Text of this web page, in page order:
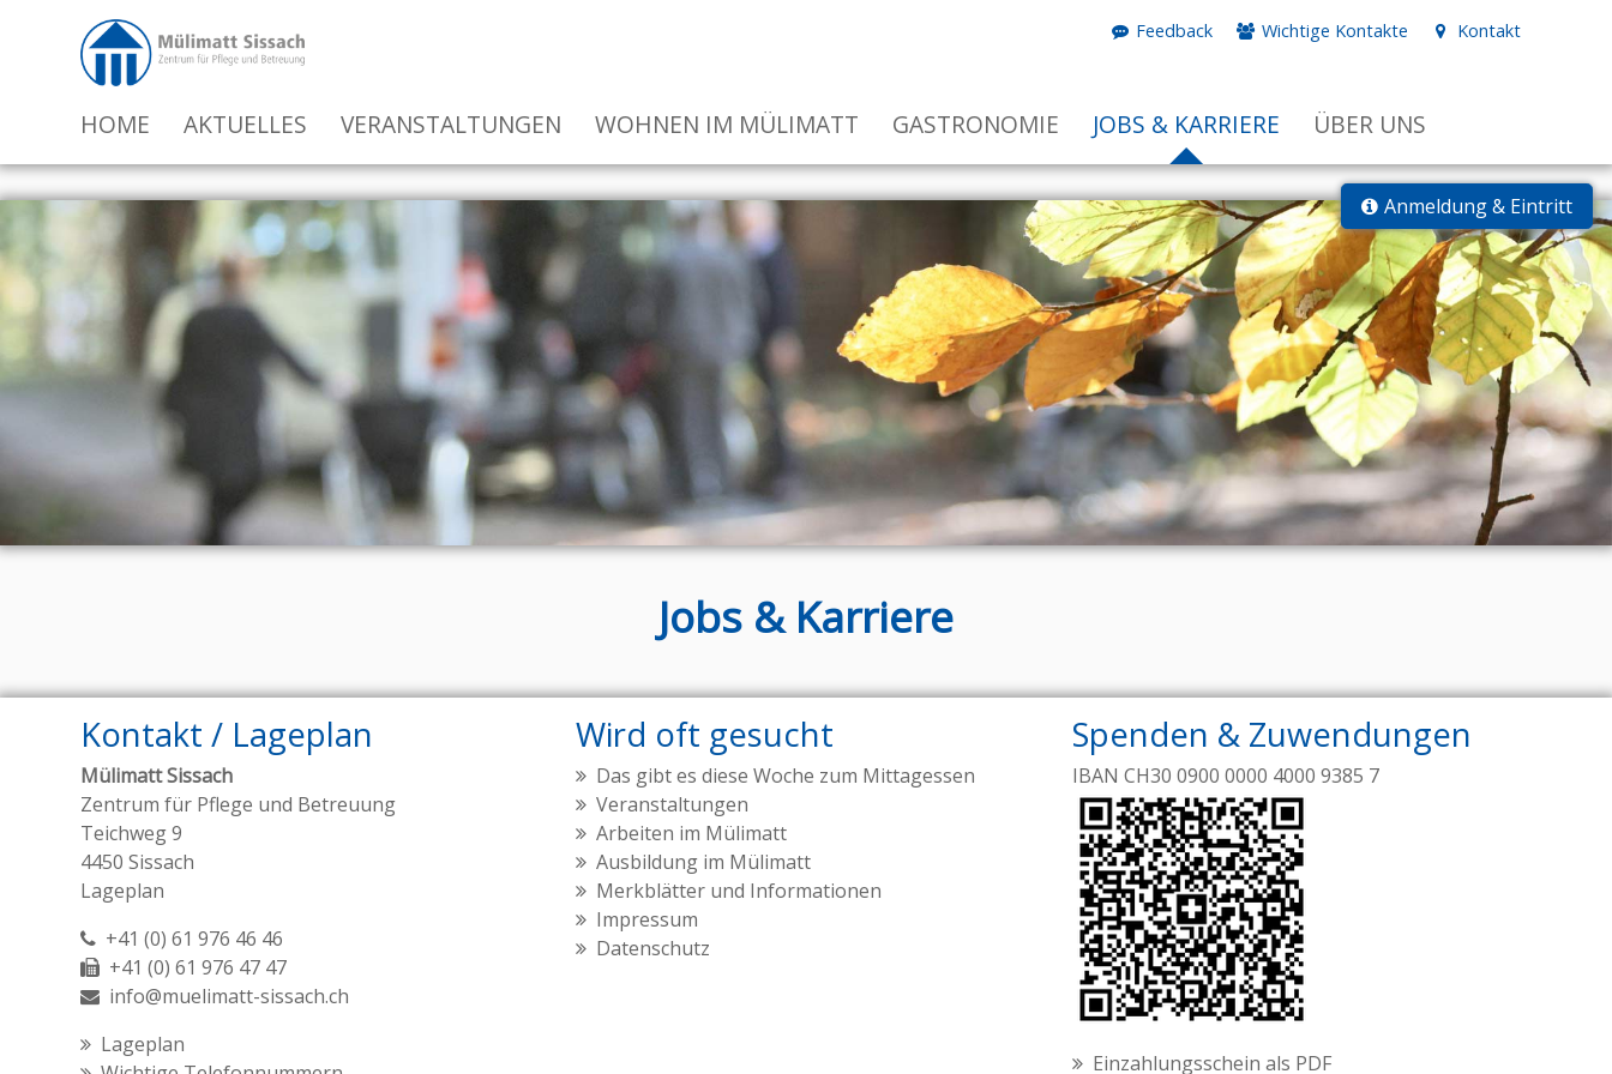
Feedback Wichtige Kontakte Kontakt
HOME AKTUELLES VERANSTALTUNGEN WOHNEN IM MÜLIMATT GASTRONOMIE JOBS & KARRIERE ÜBER UNS
Anmeldung & Eintritt
Jobs & Karriere
Kontakt / Lageplan
Mülimatt Sissach
Zentrum für Pflege und Betreuung
Teichweg 9
4450 Sissach
Lageplan
+41 (0) 61 976 46 46
+41 (0) 61 976 47 47
info@muelimatt-sissach.ch
Lageplan
Wird oft gesucht
Das gibt es diese Woche zum Mittagessen
Veranstaltungen
Arbeiten im Mülimatt
Ausbildung im Mülimatt
Merkblätter und Informationen
Impressum
Datenschutz
Spenden & Zuwendungen
IBAN CH30 0900 0000 4000 9385 7
Einzahlungsschein als PDF